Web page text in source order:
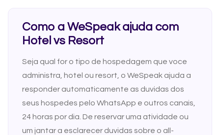
Como a WeSpeak ajuda com
Hotel vs Resort
Seja qual for o tipo de hospedagem que voce
administra, hotel ou resort, o WeSpeak ajuda a
responder automaticamente as duvidas dos
seus hospedes pelo WhatsApp e outros canais,
24 horas por dia. De reservar uma atividade ou
um jantar a esclarecer duvidas sobre o all-